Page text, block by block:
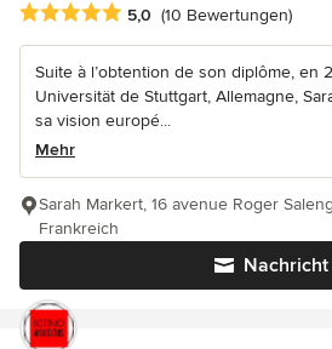
Durchschnittliche Bewertung: 5 von
5,0 (10 Bewertungen)
Suite à l’obtention de son diplôme, en
Universität de Stuttgart, Allemagne,
sa vision europé...
Mehr
Nachricht
Sarah Markert, 16 avenue Roger
Frankreich